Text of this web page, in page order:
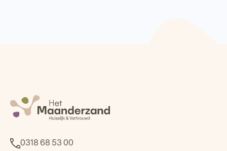
0318 68 53 00